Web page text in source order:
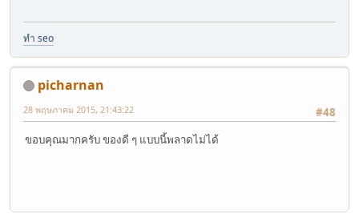
ทำ seo
picharnan
#48
28 พฤษภาคม 2015, 21:43:22
ขอบคุณมากครับ ของดี ๆ แบบนี้พลาดไม่ได้